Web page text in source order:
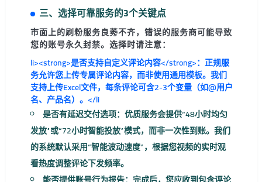
三、选择可靠服务的3个关键点
市面上的刷粉服务良莠不齐，错误的服务商可能导致
您的账号永久封禁。选择时请注意：
li><strong>是否支持自定义评论内容</strong>：正规服
务允许您上传专属评论内容，而非使用通用模板。我们
支持上传Excel文件，每条评论可含2-3个变量（如@用户
名、产品名）。</li
是否有延迟交付选项：优质服务会提供“48小时均匀
发放”或“72小时智能投放”模式，而非一次性到账。我们
的系统默认采用“智能波动速度”，根据您视频的实时观
看热度调整评论下发频率。